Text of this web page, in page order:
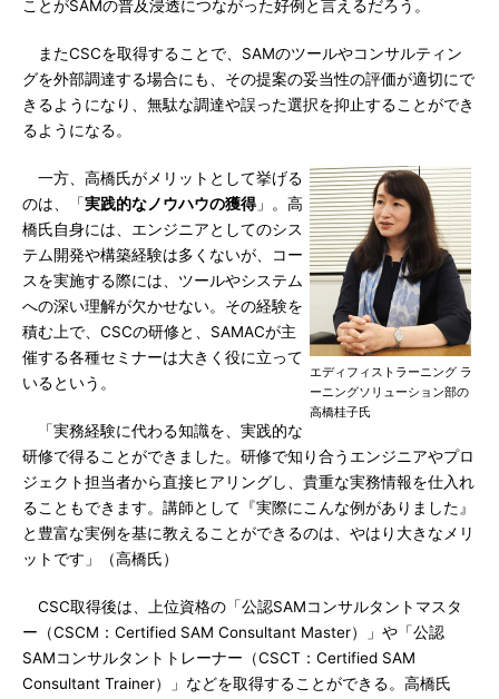
ことがSAMの普及浸透につながった好例と言えるだろう。
またCSCを取得することで、SAMのツールやコンサルティン
グを外部調達する場合にも、その提案の妥当性の評価が適切にで
きるようになり、無駄な調達や誤った選択を抑止することができ
るようになる。
エディフィストラーニング ラ
ーニングソリューション部の
高橋桂子氏
一方、高橋氏がメリットとして挙げる
のは、「実践的なノウハウの獲得」。高
橋氏自身には、エンジニアとしてのシス
テム開発や構築経験は多くないが、コー
スを実施する際には、ツールやシステム
への深い理解が欠かせない。その経験を
積む上で、CSCの研修と、SAMACが主
催する各種セミナーは大きく役に立って
いるという。
「実務経験に代わる知識を、実践的な
研修で得ることができました。研修で知り合うエンジニアやプロ
ジェクト担当者から直接ヒアリングし、貴重な実務情報を仕入れ
ることもできます。講師として『実際にこんな例がありました』
と豊富な実例を基に教えることができるのは、やはり大きなメリ
ットです」（高橋氏）
CSC取得後は、上位資格の「公認SAMコンサルタントマスタ
ー（CSCM：Certified SAM Consultant Master）」や「公認
SAMコンサルタントトレーナー（CSCT：Certified SAM
Consultant Trainer）」などを取得することができる。高橋氏